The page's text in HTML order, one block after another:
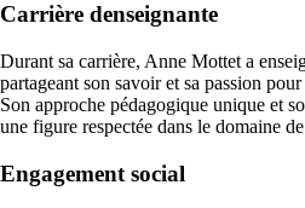
Carrière denseignante
Durant sa carrière, Anne Mottet a
partageant son savoir et sa passion
Son approche pédagogique unique et
une figure respectée dans le domaine
Engagement social